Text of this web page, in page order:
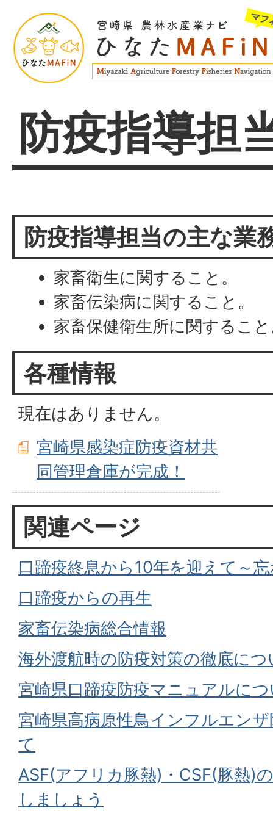
防疫指導担
防疫指導担当の主な業
家畜衛生に関すること。
家畜伝染病に関すること。
家畜保健衛生所に関するこ
各種情報
現在はありません。
宮崎県感染症防疫資材共
同管理倉庫が完成！
関連ページ
口蹄疫終息から10年を迎えて～
口蹄疫からの再生
家畜伝染病総合情報
海外渡航時の防疫対策の徹底につ
宮崎県口蹄疫防疫マニュアルに
宮崎県高病原性鳥インフルエン
て
ASF(アフリカ豚熱)・CSF(豚熱)
しましょう